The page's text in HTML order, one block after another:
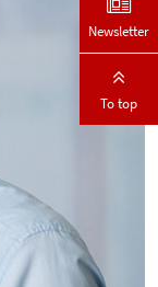
Newsletter
To top